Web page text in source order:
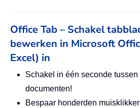
Office Tab – Schakel
bewerken in Microsoft
Excel) in
Schakel in één seconde
documenten!
Bespaar honderden